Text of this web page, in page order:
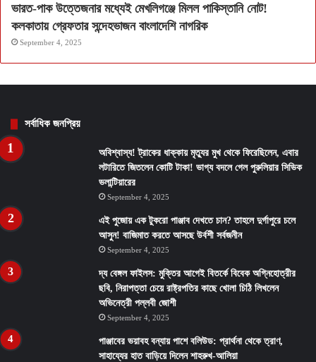
ভারত-পাক উত্তেজনার মধ্যেই মেখলিগঞ্জে মিলল পাকিস্তানি নোট!
কলকাতায় গ্রেফতার সন্দেহভাজন বাংলাদেশি নাগরিক
September 4, 2025
সর্বাধিক জনপ্রিয়
অবিশ্বাস্য! ট্রাকের ধাক্কায় মৃত্যুর মুখ থেকে ফিরেছিলেন, এবার
লটারিতে জিতলেন কোটি টাকা! ভাগ্য বদলে গেল পুরুলিয়ার সিভিক
ভলান্টিয়ারের
September 4, 2025
এই পুজোয় এক টুকরো পাঞ্জাব দেখতে চান? তাহলে দুর্গাপুরে চলে
আসুন! বাজিমাত করতে আসছে উর্বশী সর্বজনীন
September 4, 2025
দ্য বেঙ্গল ফাইলস: মুক্তির আগেই বিতর্কে বিবেক অগ্নিহোত্রীর
ছবি, নিরাপত্তা চেয়ে রাষ্ট্রপতির কাছে খোলা চিঠি লিখলেন
অভিনেত্রী পল্লবী জোশী
September 4, 2025
পাঞ্জাবের ভয়াবহ বন্যায় পাশে বলিউড: প্রার্থনা থেকে ত্রাণ,
সাহায্যের হাত বাড়িয়ে দিলেন শাহরুখ-আলিয়া